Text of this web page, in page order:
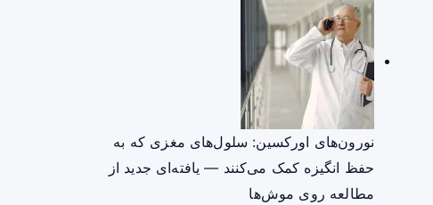
نورون‌های اورکسین: سلول‌های مغزی که به
حفظ انگیزه کمک می‌کنند — یافته‌ای جدید از
مطالعه روی موش‌ها